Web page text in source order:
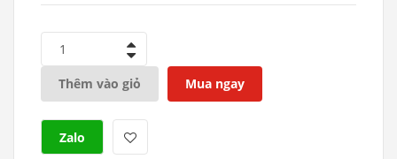
1
Thêm vào giỏ Mua ngay
Zalo